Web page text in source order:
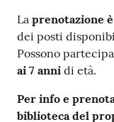
La prenotazione
dei posti
Possono
ai 7 anni di età.
Per info e
biblioteca del